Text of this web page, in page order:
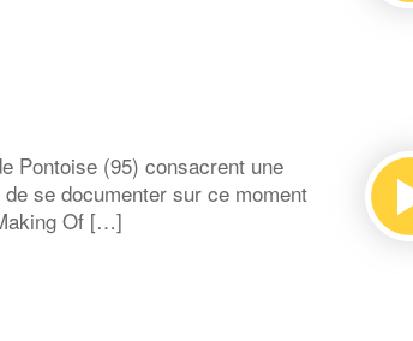
Pontoise (95) consacrent une
se documenter sur ce moment
Of […]